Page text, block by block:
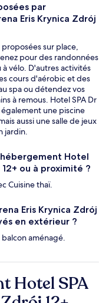
par
Eris Krynica Zdrój
sur place,
pour des randonnées
vélo. D'autres activités
cours d'aérobic et des
spa ou détendez vos
à remous. Hotel SPA Dr
une piscine
aussi une salle de jeux
jardin.
Hotel
12+ ou à proximité ?
Cuisine thaï.
Eris Krynica Zdrój
en extérieur ?
aménagé.
Hotel SPA